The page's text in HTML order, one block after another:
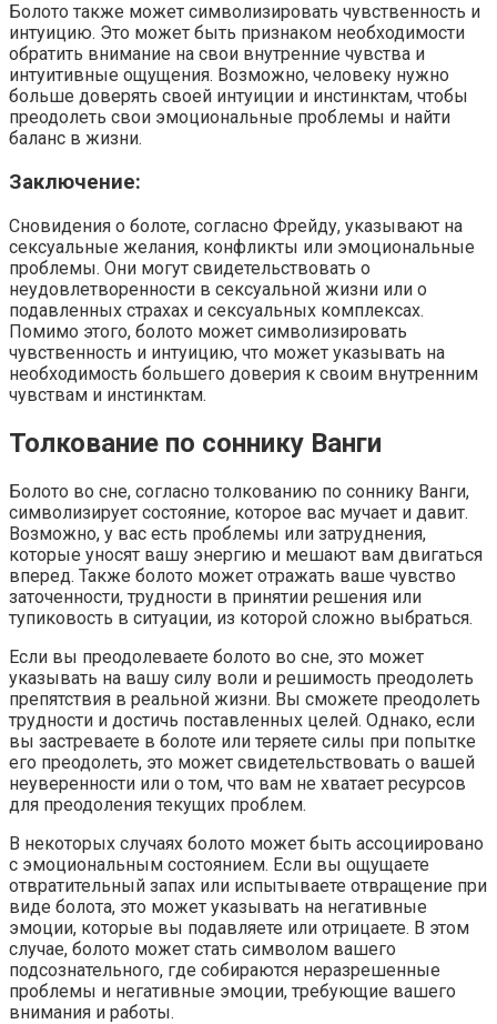
Болото также может символизировать чувственность и
интуицию. Это может быть признаком необходимости
обратить внимание на свои внутренние чувства и
интуитивные ощущения. Возможно, человеку нужно
больше доверять своей интуиции и инстинктам, чтобы
преодолеть свои эмоциональные проблемы и найти
баланс в жизни.
Заключение:
Сновидения о болоте, согласно Фрейду, указывают на
сексуальные желания, конфликты или эмоциональные
проблемы. Они могут свидетельствовать о
неудовлетворенности в сексуальной жизни или о
подавленных страхах и сексуальных комплексах.
Помимо этого, болото может символизировать
чувственность и интуицию, что может указывать на
необходимость большего доверия к своим внутренним
чувствам и инстинктам.
Толкование по соннику Ванги
Болото во сне, согласно толкованию по соннику Ванги,
символизирует состояние, которое вас мучает и давит.
Возможно, у вас есть проблемы или затруднения,
которые уносят вашу энергию и мешают вам двигаться
вперед. Также болото может отражать ваше чувство
заточенности, трудности в принятии решения или
тупиковость в ситуации, из которой сложно выбраться.
Если вы преодолеваете болото во сне, это может
указывать на вашу силу воли и решимость преодолеть
препятствия в реальной жизни. Вы сможете преодолеть
трудности и достичь поставленных целей. Однако, если
вы застреваете в болоте или теряете силы при попытке
его преодолеть, это может свидетельствовать о вашей
неуверенности или о том, что вам не хватает ресурсов
для преодоления текущих проблем.
В некоторых случаях болото может быть ассоциировано
с эмоциональным состоянием. Если вы ощущаете
отвратительный запах или испытываете отвращение при
виде болота, это может указывать на негативные
эмоции, которые вы подавляете или отрицаете. В этом
случае, болото может стать символом вашего
подсознательного, где собираются неразрешенные
проблемы и негативные эмоции, требующие вашего
внимания и работы.